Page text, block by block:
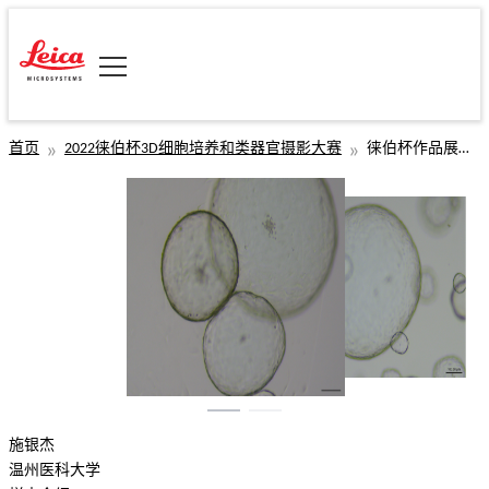
首页 2022徕伯杯3D细胞培养和类器官摄影大赛 徕伯杯作品展示-施银杰
施银杰
温州医科大学